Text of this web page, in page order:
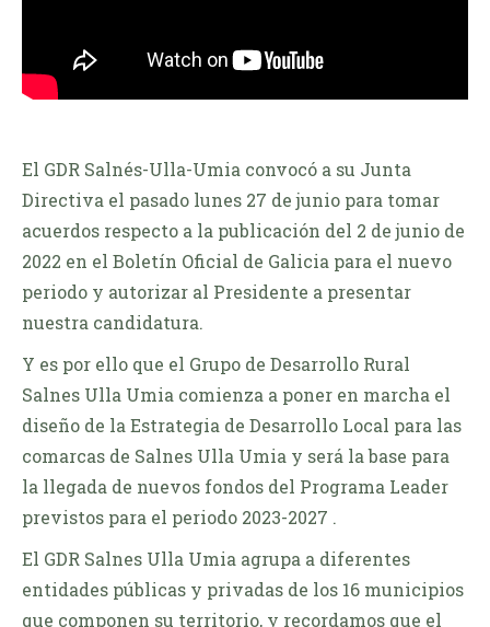
El GDR Salnés-Ulla-Umia convocó a su Junta
Directiva el pasado lunes 27 de junio para tomar
acuerdos respecto a la publicación del 2 de junio de
2022 en el Boletín Oficial de Galicia para el nuevo
periodo y autorizar al Presidente a presentar
nuestra candidatura.
Y es por ello que el Grupo de Desarrollo Rural
Salnes Ulla Umia comienza a poner en marcha el
diseño de la Estrategia de Desarrollo Local para las
comarcas de Salnes Ulla Umia y será la base para
la llegada de nuevos fondos del Programa Leader
previstos para el periodo 2023-2027 .
El GDR Salnes Ulla Umia agrupa a diferentes
entidades públicas y privadas de los 16 municipios
que componen su territorio, y recordamos que el